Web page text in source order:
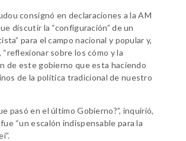
consignó en declaraciones a la AM
discutir la “configuración” de un
para el campo nacional y popular y,
“reflexionar sobre los cómo y la
de este gobierno que esta haciendo
de la política tradicional de nuestro
pasó en el último Gobierno?”, inquirió,
“un escalón indispensable para la